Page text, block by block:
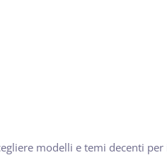
modelli e temi decenti